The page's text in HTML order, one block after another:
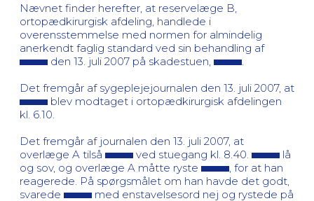
Nævnet finder herefter, at reservelæge B,
ortopædkirurgisk afdeling, handlede i
overensstemmelse med normen for almindelig
anerkendt faglig standard ved sin behandling af
den 13. juli 2007 på skadestuen,
Det fremgår af sygeplejejournalen den 13. juli 2007, at
blev modtaget i ortopædkirurgisk afdelingen
kl. 6.10.
Det fremgår af journalen den 13. juli 2007, at
overlæge A tilså
ved stuegang kl. 8.40.
lå
og sov, og overlæge A måtte ryste
, for at han
reagerede. På spørgsmålet om han havde det godt,
svarede
med enstavelsesord nej og rystede på